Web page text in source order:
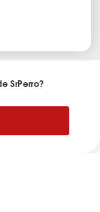
SrPerro?